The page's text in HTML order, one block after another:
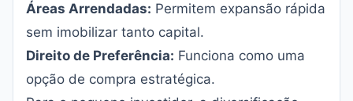
Áreas Arrendadas: Permitem expansão rápida
sem imobilizar tanto capital.
Direito de Preferência: Funciona como uma
opção de compra estratégica.